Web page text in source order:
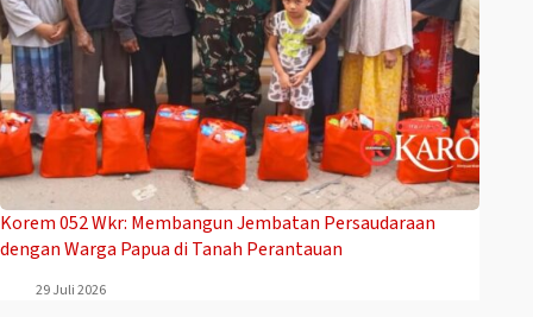
Korem 052 Wkr: Membangun Jembatan Persaudaraan
dengan Warga Papua di Tanah Perantauan
29 Juli 2026